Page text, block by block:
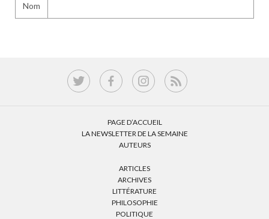
Nom
PAGE D’ACCUEIL
LA NEWSLETTER DE LA SEMAINE
AUTEURS
ARTICLES
ARCHIVES
LITTÉRATURE
PHILOSOPHIE
POLITIQUE